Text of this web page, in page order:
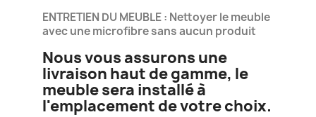
ENTRETIEN DU MEUBLE : Nettoyer le meuble
avec une microfibre sans aucun produit
Nous vous assurons une
livraison haut de gamme, le
meuble sera installé à
l'emplacement de votre choix.